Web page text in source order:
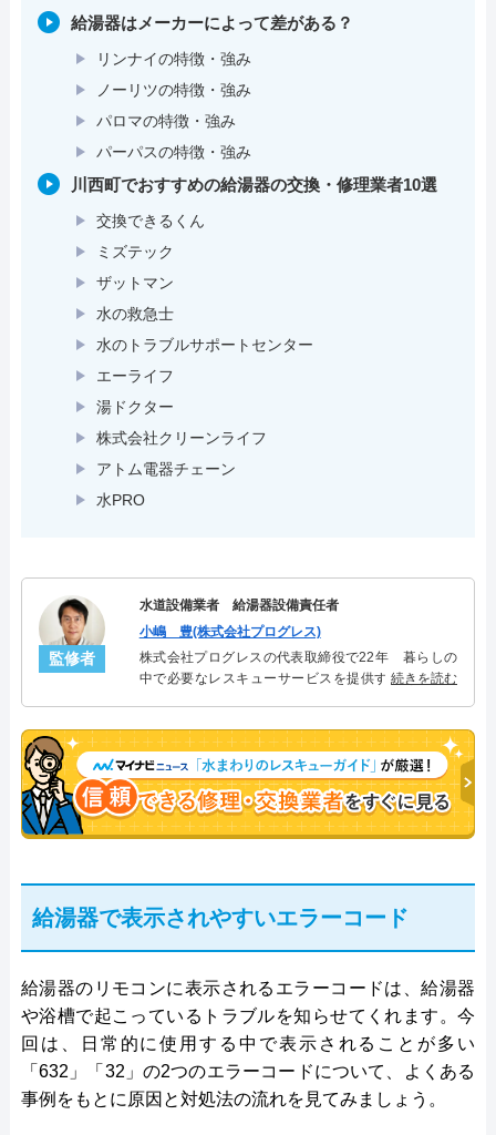
給湯器はメーカーによって差がある？
リンナイの特徴・強み
ノーリツの特徴・強み
パロマの特徴・強み
パーパスの特徴・強み
川西町でおすすめの給湯器の交換・修理業者10選
交換できるくん
ミズテック
ザットマン
水の救急士
水のトラブルサポートセンター
エーライフ
湯ドクター
株式会社クリーンライフ
アトム電器チェーン
水PRO
監修者
水道設備業者 給湯器設備責任者
小嶋 豊(株式会社プログレス)
株式会社プログレスの代表取締役で22年 暮らしの
中で必要なレスキューサービスを提供する株式会社
決。多くのお客様に信頼される「給湯器」のスペシ
ャリスト。
続きを読む
給湯器で表示されやすいエラーコード
給湯器のリモコンに表示されるエラーコードは、給湯器
や浴槽で起こっているトラブルを知らせてくれます。今
回は、日常的に使用する中で表示されることが多い
「632」「32」の2つのエラーコードについて、よくある
事例をもとに原因と対処法の流れを見てみましょう。